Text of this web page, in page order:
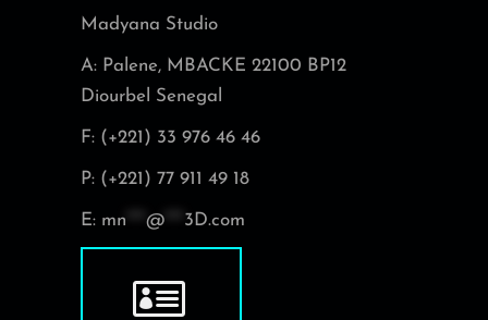
Madyana Studio
A: Palene, MBACKE 22100 BP12
Diourbel Senegal
F: (+221) 33 976 46 46
P: (+221) 77 911 49 18
E: mn @ 3D.com